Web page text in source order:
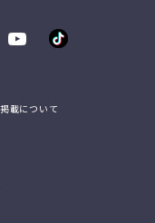
載について